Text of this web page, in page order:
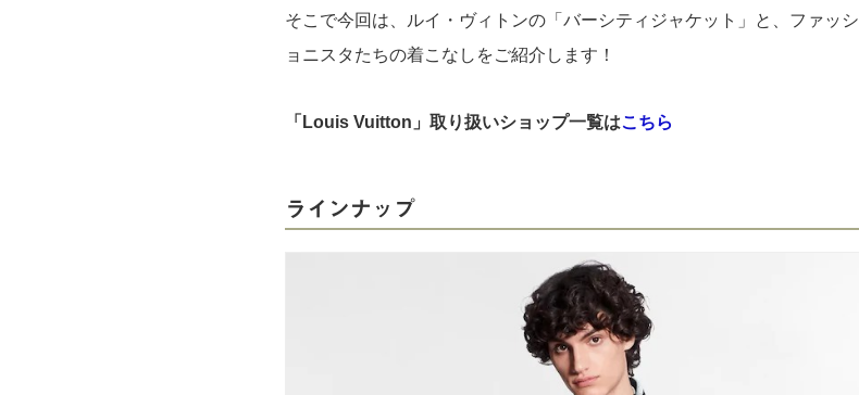
そこで今回は、ルイ・ヴィトンの「バーシティジャケット」と、ファッシ
ョニスタたちの着こなしをご紹介します！
「Louis Vuitton」取り扱いショップ一覧はこちら
ラインナップ